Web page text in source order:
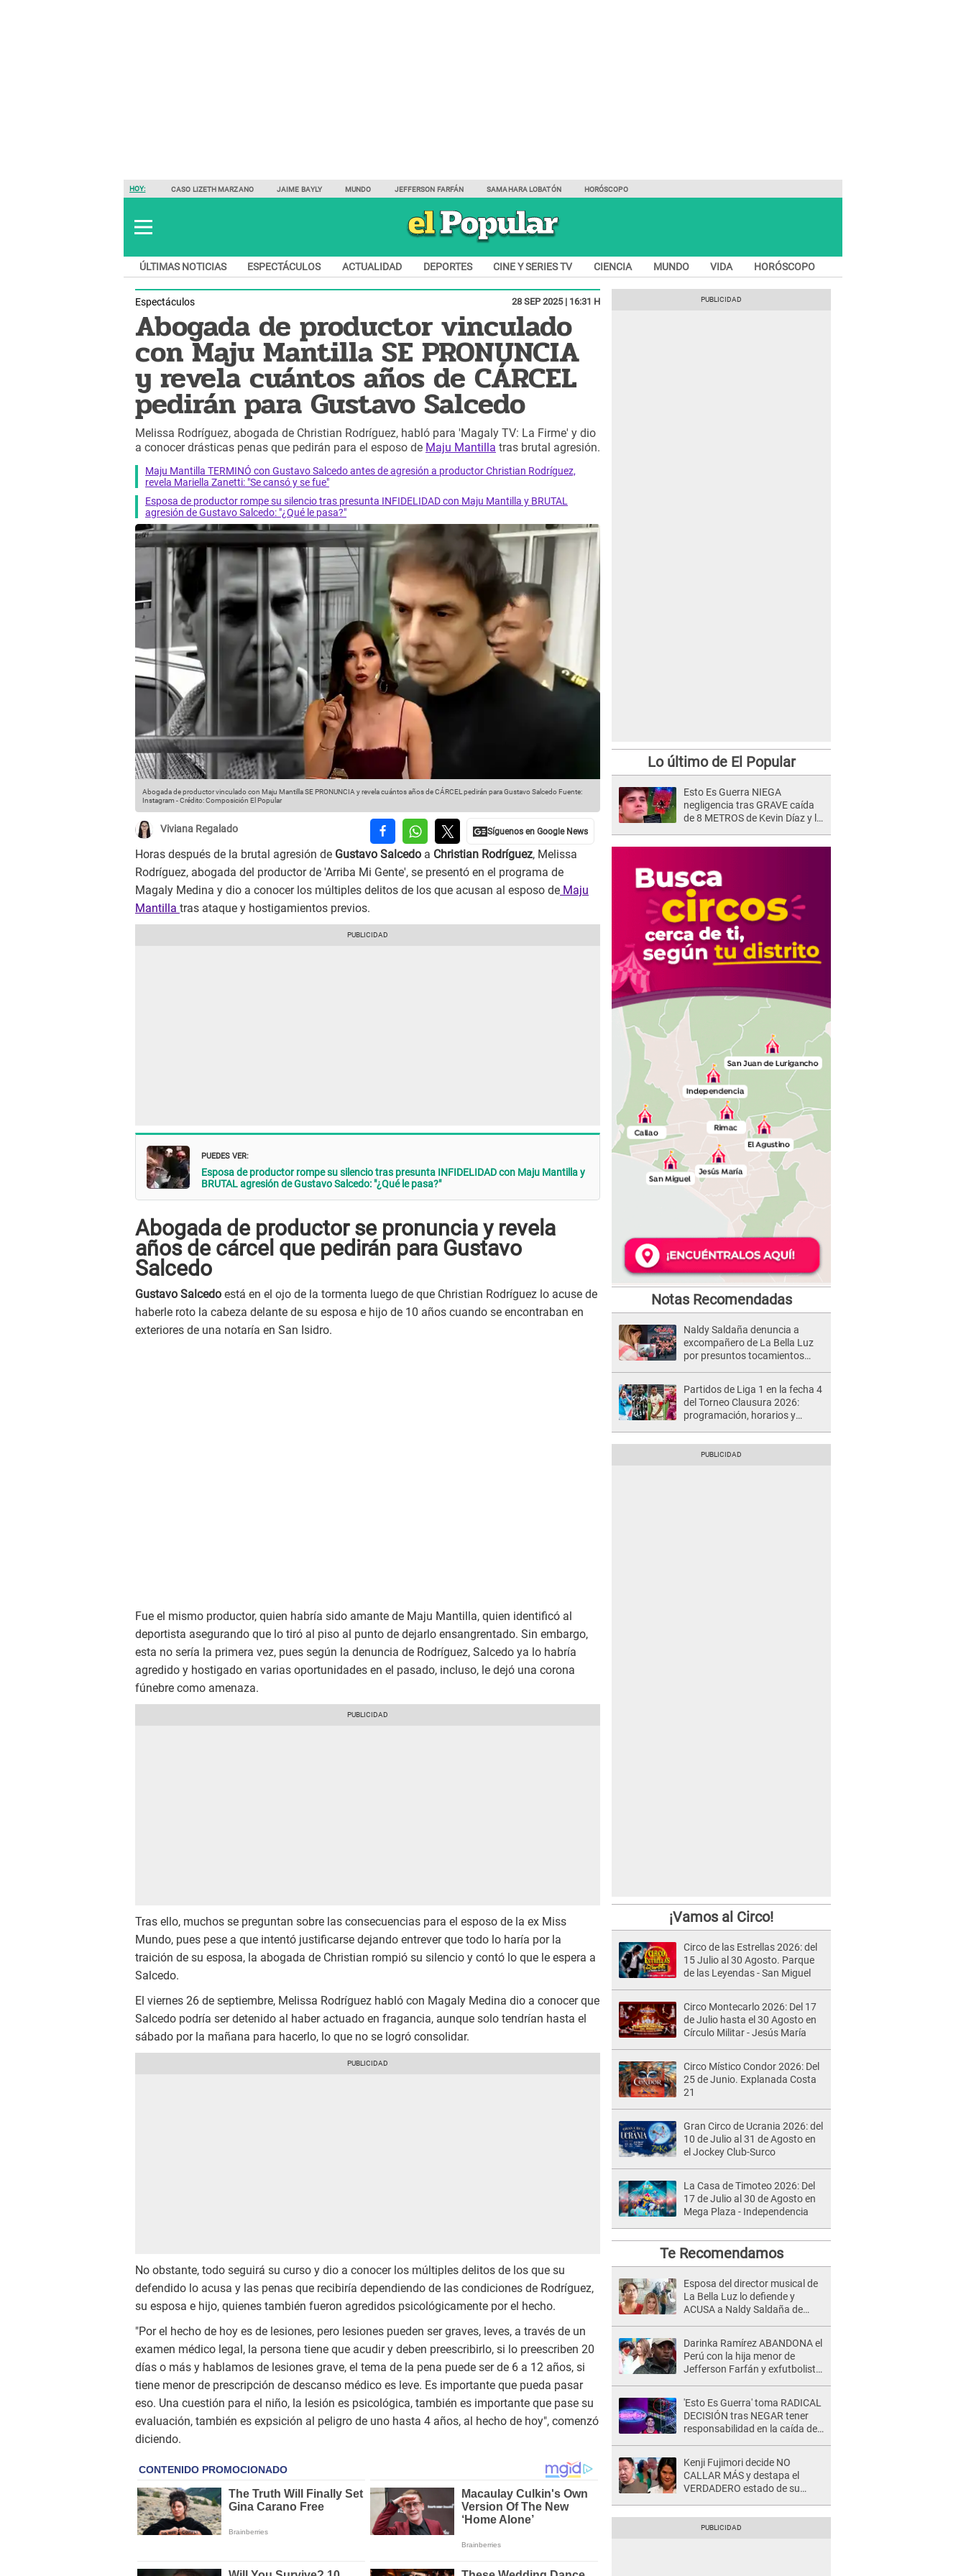
HOY: CASO LIZETH MARZANO JAIME BAYLY MUNDO JEFFERSON FARFÁN SAMAHARA LOBATÓN HORÓSCOPO
ÚLTIMAS NOTICIAS ESPECTÁCULOS ACTUALIDAD DEPORTES CINE Y SERIES TV CIENCIA MUNDO VIDA HORÓSCOPO
Espectáculos 28 SEP 2025 | 16:31 H
Abogada de productor vinculado
con Maju Mantilla SE PRONUNCIA
y revela cuántos años de CÁRCEL
pedirán para Gustavo Salcedo
Melissa Rodríguez, abogada de Christian Rodríguez, habló para 'Magaly TV: La Firme' y dio
a conocer drásticas penas que pedirán para el esposo de Maju Mantilla tras brutal agresión.
Maju Mantilla TERMINÓ con Gustavo Salcedo antes de agresión a productor Christian Rodríguez,
revela Mariella Zanetti: "Se cansó y se fue"
Esposa de productor rompe su silencio tras presunta INFIDELIDAD con Maju Mantilla y BRUTAL
agresión de Gustavo Salcedo: "¿Qué le pasa?"
Abogada de productor vinculado con Maju Mantilla SE PRONUNCIA y revela cuántos años de CÁRCEL pedirán para Gustavo Salcedo Fuente:
Instagram -Crédito: Composición El Popular
Viviana Regalado
Horas después de la brutal agresión de Gustavo Salcedo a Christian Rodríguez, Melissa
Rodríguez, abogada del productor de 'Arriba Mi Gente', se presentó en el programa de
Magaly Medina y dio a conocer los múltiples delitos de los que acusan al esposo de Maju
Mantilla tras ataque y hostigamientos previos.
PUEDES VER:
Esposa de productor rompe su silencio tras presunta INFIDELIDAD con Maju Mantilla y
BRUTAL agresión de Gustavo Salcedo: "¿Qué le pasa?"
Abogada de productor se pronuncia y revela
años de cárcel que pedirán para Gustavo
Salcedo
Gustavo Salcedo está en el ojo de la tormenta luego de que Christian Rodríguez lo acuse de
haberle roto la cabeza delante de su esposa e hijo de 10 años cuando se encontraban en
exteriores de una notaría en San Isidro.
Fue el mismo productor, quien habría sido amante de Maju Mantilla, quien identificó al
deportista asegurando que lo tiró al piso al punto de dejarlo ensangrentado. Sin embargo,
esta no sería la primera vez, pues según la denuncia de Rodríguez, Salcedo ya lo habría
agredido y hostigado en varias oportunidades en el pasado, incluso, le dejó una corona
fúnebre como amenaza.
Tras ello, muchos se preguntan sobre las consecuencias para el esposo de la ex Miss
Mundo, pues pese a que intentó justificarse dejando entrever que todo lo haría por la
traición de su esposa, la abogada de Christian rompió su silencio y contó lo que le espera a
Salcedo.
El viernes 26 de septiembre, Melissa Rodríguez habló con Magaly Medina dio a conocer que
Salcedo podría ser detenido al haber actuado en fragancia, aunque solo tendrían hasta el
sábado por la mañana para hacerlo, lo que no se logró consolidar.
No obstante, todo seguirá su curso y dio a conocer los múltiples delitos de los que su
defendido lo acusa y las penas que recibiría dependiendo de las condiciones de Rodríguez,
su esposa e hijo, quienes también fueron agredidos psicológicamente por el hecho.
"Por el hecho de hoy es de lesiones, pero lesiones pueden ser graves, leves, a través de un
examen médico legal, la persona tiene que acudir y deben preescribirlo, si lo preescriben 20
días o más y hablamos de lesiones grave, el tema de la pena puede ser de 6 a 12 años, si
tiene menor de prescripción de descanso médico es leve. Es importante que pueda pasar
eso. Una cuestión para el niño, la lesión es psicológica, también es importante que pase su
evaluación, también es expsición al peligro de uno hasta 4 años, al hecho de hoy", comenzó
diciendo.
Lo último de El Popular
Esto Es Guerra NIEGA
negligencia tras GRAVE caída
de 8 METROS de Kevin Díaz y lo
Notas Recomendadas
Naldy Saldaña denuncia a
excompañero de La Bella Luz
por presuntos tocamientos
Partidos de Liga 1 en la fecha 4
del Torneo Clausura 2026:
programación, horarios y
¡Vamos al Circo!
Circo de las Estrellas 2026: del
15 Julio al 30 Agosto. Parque
de las Leyendas - San Miguel
Circo Montecarlo 2026: Del 17
de Julio hasta el 30 Agosto en
Círculo Militar - Jesús María
Circo Místico Condor 2026: Del
25 de Junio. Explanada Costa
21
Gran Circo de Ucrania 2026: del
10 de Julio al 31 de Agosto en
el Jockey Club-Surco
La Casa de Timoteo 2026: Del
17 de Julio al 30 de Agosto en
Mega Plaza - Independencia
Te Recomendamos
Esposa del director musical de
La Bella Luz lo defiende y
ACUSA a Naldy Saldaña de
Darinka Ramírez ABANDONA el
Perú con la hija menor de
Jefferson Farfán y exfutbolista
'Esto Es Guerra' toma RADICAL
DECISIÓN tras NEGAR tener
responsabilidad en la caída de
Kenji Fujimori decide NO
CALLAR MÁS y destapa el
VERDADERO estado de su
suegra..."